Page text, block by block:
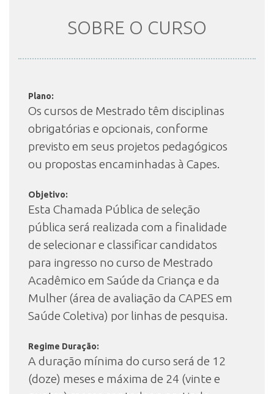
DOCENTESSOBRE O CURSO
Plano:
Os cursos de Mestrado têm disciplinas
obrigatórias e opcionais, conforme
previsto em seus projetos pedagógicos
ou propostas encaminhadas à Capes.
Objetivo:
Esta Chamada Pública de seleção
pública será realizada com a finalidade
de selecionar e classificar candidatos
para ingresso no curso de Mestrado
Acadêmico em Saúde da Criança e da
Mulher (área de avaliação da CAPES em
Saúde Coletiva) por linhas de pesquisa.
Regime Duração:
A duração mínima do curso será de 12
(doze) meses e máxima de 24 (vinte e